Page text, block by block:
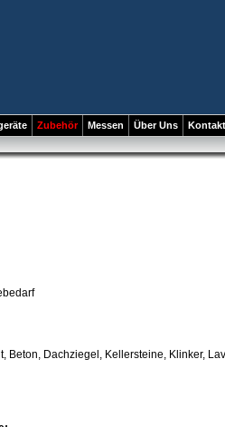
Zubehör Messen Über Uns Kontakt
Beton, Dachziegel, Kellersteine, Klinker,